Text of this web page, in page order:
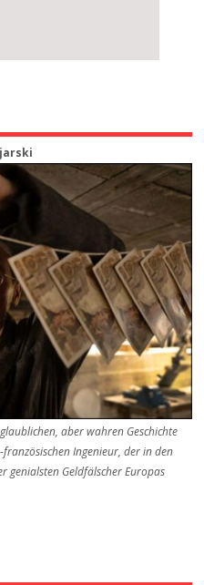
aber wahren Geschichte
Ingenieur, der in den
genialsten Geldfälscher Europas